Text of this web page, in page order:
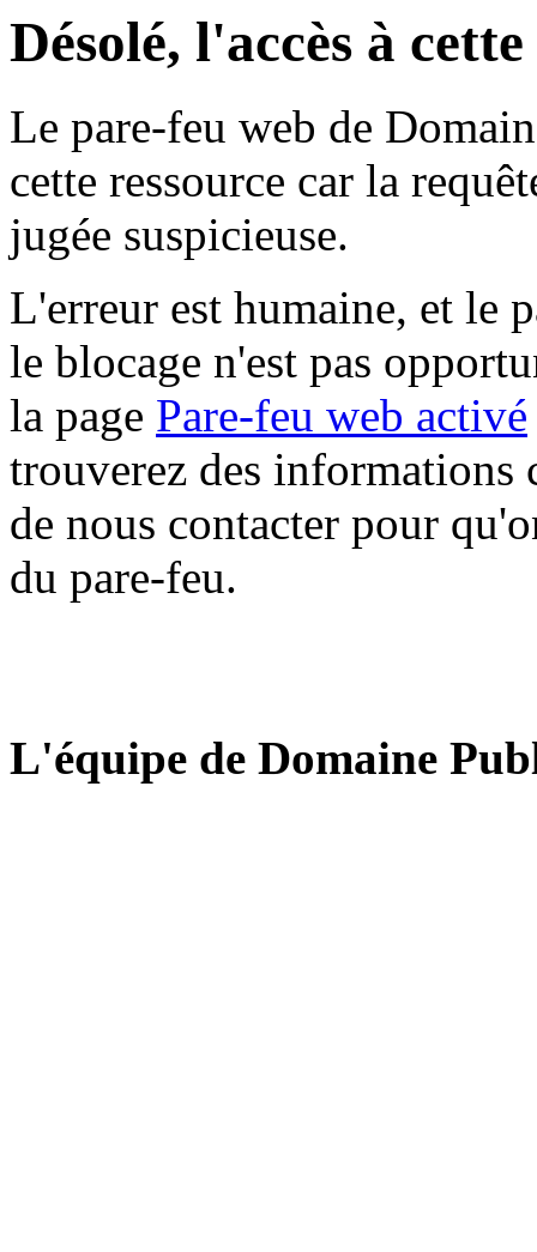
Désolé, l'accès à
Le pare-feu web de
cette ressource car la
jugée suspicieuse.
L'erreur est humaine, et le
le blocage n'est pas
la page Pare-feu web activé
trouverez des informations
de nous contacter pour
du pare-feu.
L'équipe de Domaine